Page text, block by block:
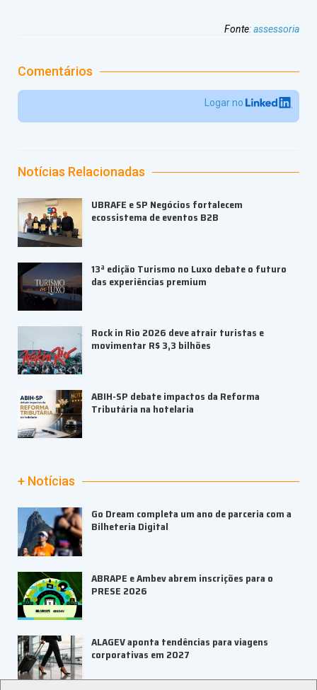
Fonte:assessoria
Comentários
Logar no
Notícias Relacionadas
UBRAFE e SP Negócios fortalecem
ecossistema de eventos B2B
13ª edição Turismo no Luxo debate o futuro
das experiências premium
Rock in Rio 2026 deve atrair turistas e
movimentar R$ 3,3 bilhões
ABIH-SP debate impactos da Reforma
Tributária na hotelaria
+ Notícias
Go Dream completa um ano de parceria com a
Bilheteria Digital
ABRAPE e Ambev abrem inscrições para o
PRESE 2026
ALAGEV aponta tendências para viagens
corporativas em 2027